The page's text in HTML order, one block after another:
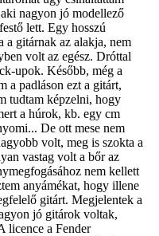
nagyon jó modellező
lett. Egy hosszú
a gitárnak az alakja, nem
volt az egész. Dróttal
upok. Később, még a
a padláson ezt a gitárt,
tudtam képzelni, hogy
a húrok, kb. egy cm
De ott mese nem
volt, meg is szokta a
vastag volt a bőr az
nem kellett
anyámékat, hogy illene
gitárt. Megjelentek a
jó gitárok voltak,
licence a Fender